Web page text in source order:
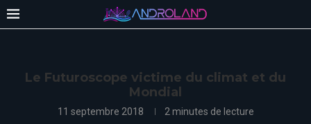
Le Futuroscope victime du climat et du
Mondial
11 septembre 2018 2 minutes de lecture